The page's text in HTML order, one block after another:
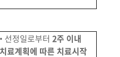
• 선정일로부터 2주 이내
치료계획에 따른 치료시작